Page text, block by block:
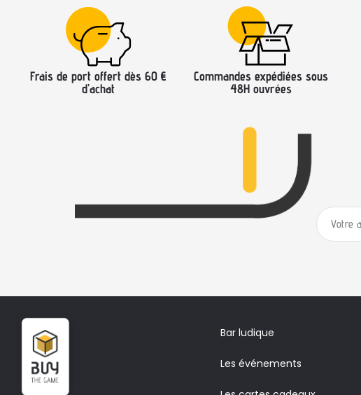
Frais de port offert dès 60 €
d’achat
Commandes expédiées sous
48H ouvrées
Bar ludique
Les événements